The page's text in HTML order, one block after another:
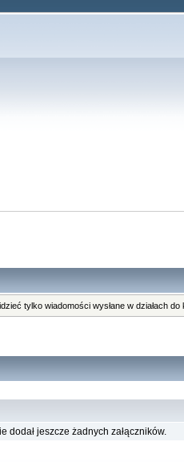
tylko wiadomości wysłane w działach do
dodał jeszcze żadnych załączników.